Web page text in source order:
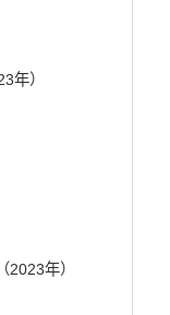
年）
2023年）